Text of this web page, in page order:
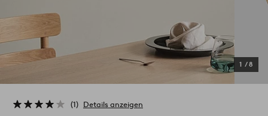
1 /8
1 Details anzeigen